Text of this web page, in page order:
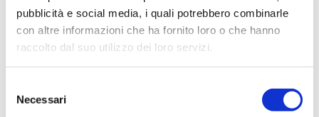
pubblicità e social media, i quali potrebbero combinarle
con altre informazioni che ha fornito loro o che hanno
raccolto dal suo utilizzo dei loro servizi.
delNecessari
pubblica sicurezza, per consentire a ATEA SUISSE SA di
accertare, esercitare o difendere un diritto in sede
giudiziaria, nonché per altre ragioni connesse alla tutela
dei diritti e delle libertà altrui.
5 - Trasferimento dati extra-EU
paragrafo (4) potrebbero avere sede in paesi non
appartenenti all’Unione Europea che tuttavia offrono un